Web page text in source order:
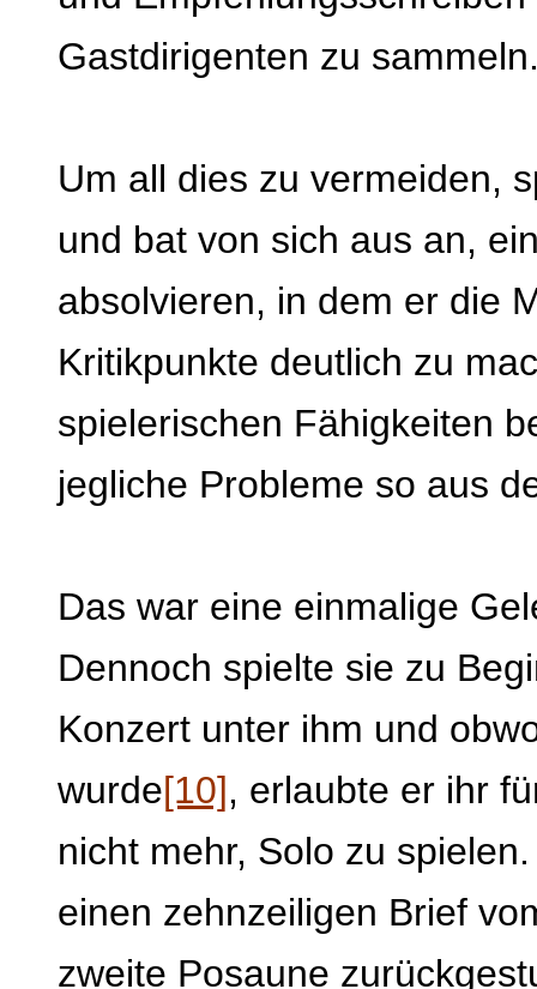
Gastdirigenten zu
Um all dies zu vermeiden,
und bat von sich aus an,
absolvieren, in dem er die
Kritikpunkte deutlich zu
spielerischen Fähigkeiten
jegliche Probleme so aus
Das war eine einmalige
Dennoch spielte sie zu
Konzert unter ihm und
wurde[10], erlaubte er ihr
nicht mehr, Solo zu
einen zehnzeiligen Brief
zweite Posaune